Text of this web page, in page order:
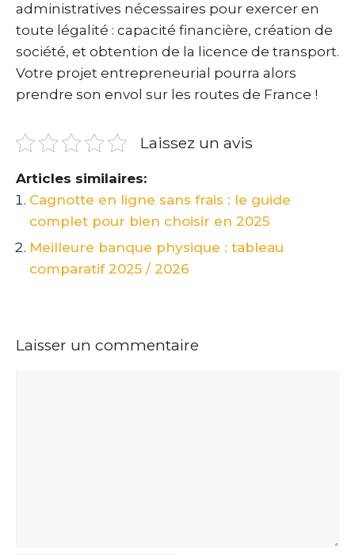
administratives nécessaires pour exercer en
toute légalité : capacité financière, création de
société, et obtention de la licence de transport.
Votre projet entrepreneurial pourra alors
prendre son envol sur les routes de France !
Laissez un avis
Articles similaires:
Cagnotte en ligne sans frais : le guide
complet pour bien choisir en 2025
Meilleure banque physique : tableau
comparatif 2025 / 2026
Laisser un commentaire